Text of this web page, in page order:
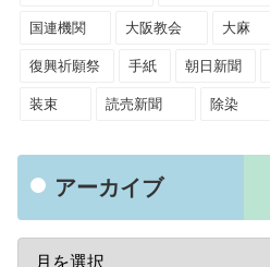
国連機関 大阪教会 大麻
復興祈願祭 手紙 朝日新聞
装束 読売新聞 除染
アーカイブ